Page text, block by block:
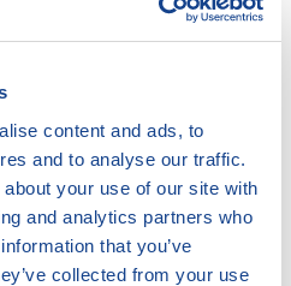
content and ads, to
and to analyse our traffic.
your use of our site with
and analytics partners who
that you’ve
collected from your use
– Teplice
– Prunéřov
Štětí
…46 Další stránka